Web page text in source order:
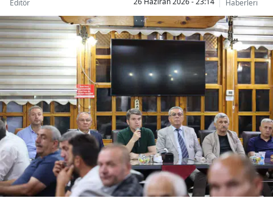
Editör Haberleri